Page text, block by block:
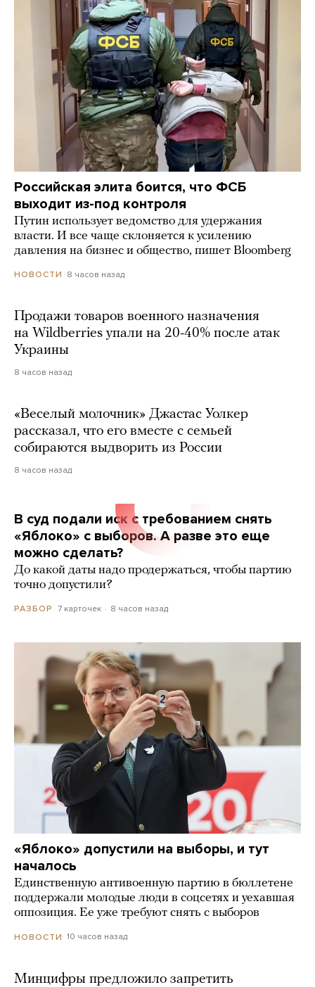
Российская элита боится, что ФСБ
выходит из-под контроля
Путин использует ведомство для удержания
власти. И все чаще склоняется к усилению
давления на бизнес и общество, пишет Bloomberg
НОВОСТИ 8 часов назад
Продажи товаров военного назначения
на Wildberries упали на 20-40% после атак
Украины
8 часов назад
«Веселый молочник» Джастас Уолкер
рассказал, что его вместе с семьей
собираются выдворить из России
8 часов назад
В суд подали иск с требованием снять
«Яблоко» с выборов. А разве это еще
можно сделать?
До какой даты надо продержаться, чтобы партию
точно допустили?
РАЗБОР 7 карточек 8 часов назад
«Яблоко» допустили на выборы, и тут
началось
Единственную антивоенную партию в бюллетене
поддержали молодые люди в соцсетях и уехавшая
оппозиция. Ее уже требуют снять с выборов
НОВОСТИ 10 часов назад
Минцифры предложило запретить